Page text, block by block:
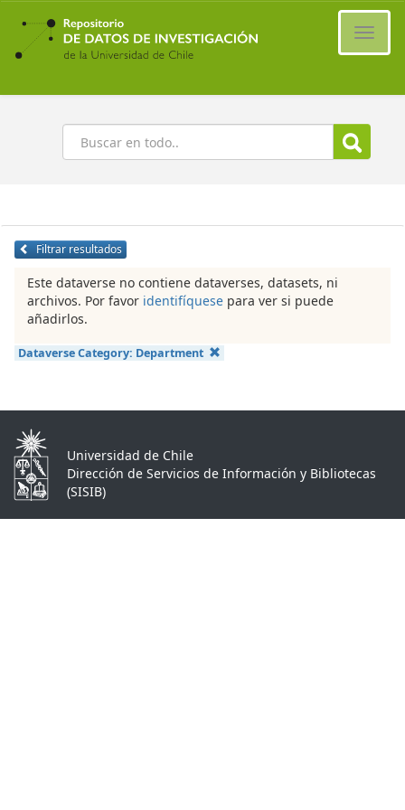
Ir
contenido
principal
Buscar
Filtrar resultados
Este dataverse no contiene dataverses, datasets, ni
archivos. Por favor identifíquese para ver si puede
añadirlos.
Dataverse Category: Department
Universidad de Chile
Dirección de Servicios de Información y Bibliotecas
(SISIB)